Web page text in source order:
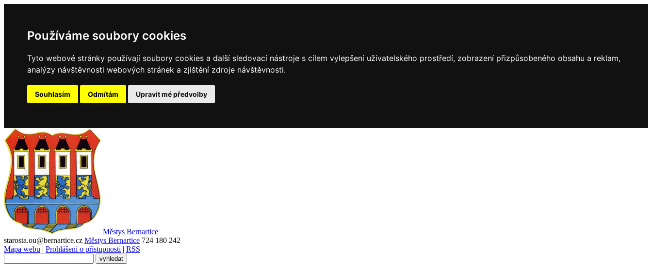
Používáme soubory cookies
Tyto webové stránky používají soubory cookies a další sledovací nástroje s cílem vylepšení uživatelského prostředí, zobrazení přizpůsobeného obsahu a reklam,
analýzy návštěvnosti webových stránek a zjištění zdroje návštěvnosti.
Souhlasím Odmítám Upravit mé předvolby
Městys Bernartice
starosta.ou@bernartice.cz Městys Bernartice 724 180 242
Mapa webu | Prohlášení o přístupnosti | RSS